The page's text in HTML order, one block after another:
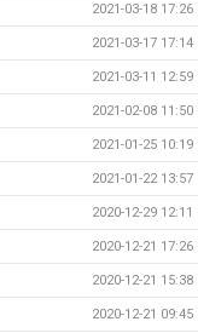
2021-03-18 17:26
2021-03-17 17:14
2021-03-11 12:59
2021-02-08 11:50
2021-01-25 10:19
2021-01-22 13:57
2020-12-29 12:11
2020-12-21 17:26
2020-12-21 15:38
2020-12-21 09:45